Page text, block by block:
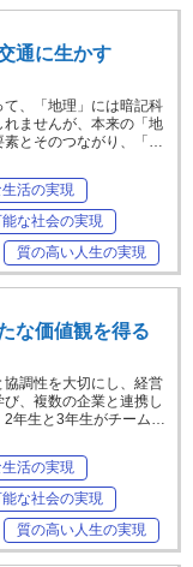
通に生かす
、「地理」には暗記科
ませんが、本来の「地
素とそのつながり、「…
活の実現
な社会の実現
質の高い人生の実現
な価値観を得る
調性を大切にし、経営
、複数の企業と連携し
2年生と3年生がチーム…
活の実現
な社会の実現
質の高い人生の実現